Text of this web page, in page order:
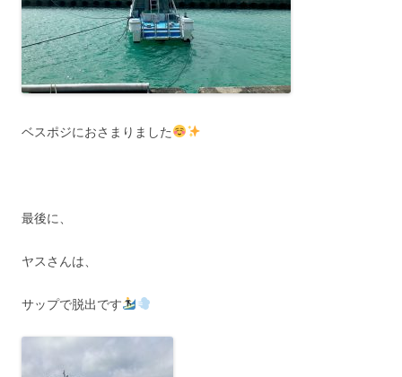
ベスポジにおさまりました
最後に、
ヤスさんは、
サップで脱出です